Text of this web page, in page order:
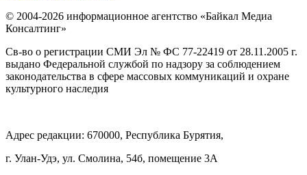
© 2004-2026 информационное агентство «Байкал Медиа
Консалтинг»
Св-во о регистрации СМИ Эл № ФС 77-22419 от 28.11.2005 г.
выдано Федеральной службой по надзору за соблюдением
законодательства в сфере массовых коммуникаций и охране
культурного наследия
Адрес редакции: 670000, Республика Бурятия,
г. Улан-Удэ, ул. Смолина, 54б, помещение 3А